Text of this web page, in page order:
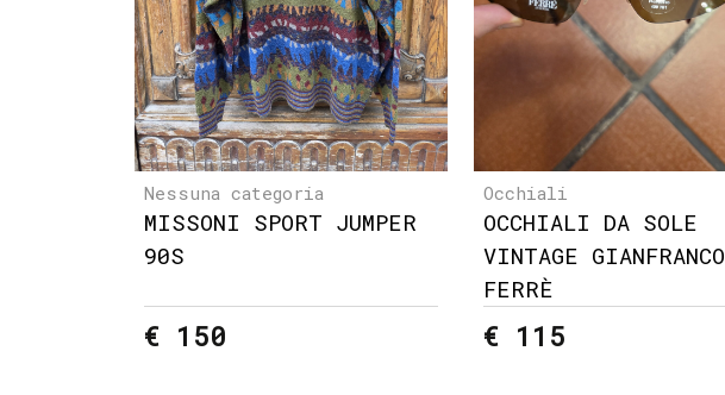
Nessuna categoria
MISSONI SPORT JUMPER
90S
€ 150
Occhiali
OCCHIALI DA SOLE
VINTAGE GIANFRANCO
FERRÈ
€ 115